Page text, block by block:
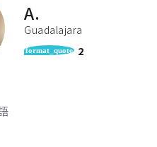
A.
Guadalajara
format_quote 2